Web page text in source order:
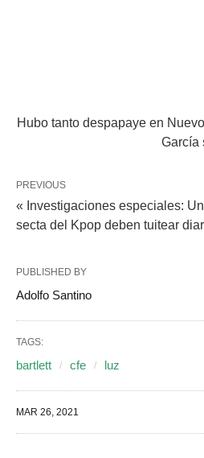
Hubo tanto despapaye en
García
PREVIOUS
« Investigaciones especiales:
secta del Kpop deben tuitear
PUBLISHED BY
Adolfo Santino
TAGS:
bartlett cfe luz
MAR 26, 2021